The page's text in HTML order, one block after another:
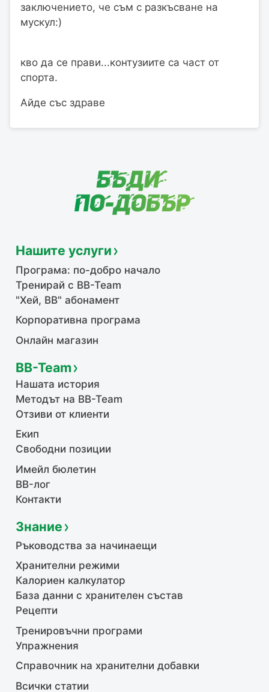
заключението, че съм с разкъсване на
мускул:)
кво да се прави...контузиите са част от
спорта.
Айде със здраве
Нашите услуги
Програма: по-добро начало
Тренирай с BB-Team
"Хей, ВВ" абонамент
Корпоративна програма
Онлайн магазин
BB-Team
Нашата история
Методът на BB-Team
Отзиви от клиенти
Екип
Свободни позиции
Имейл бюлетин
BB-лог
Контакти
Знание
Ръководства за начинаещи
Хранителни режими
Калориен калкулатор
База данни с хранителен състав
Рецепти
Тренировъчни програми
Упражнения
Справочник на хранителни добавки
Всички статии